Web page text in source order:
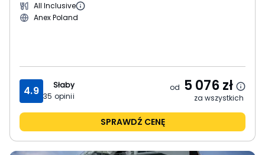
All Inclusive
Anex Poland
4.9
Słaby
35 opinii
od 5 076zł
za wszystkich
SPRAWDŹ CENĘ